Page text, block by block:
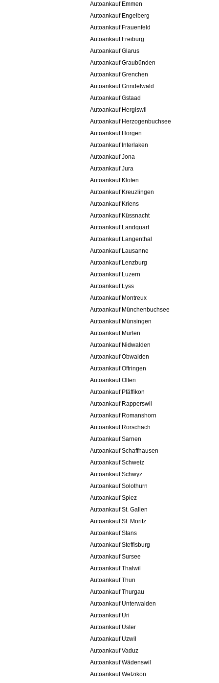
Autoankauf Emmen
Autoankauf Engelberg
Autoankauf Frauenfeld
Autoankauf Freiburg
Autoankauf Glarus
Autoankauf Graubünden
Autoankauf Grenchen
Autoankauf Grindelwald
Autoankauf Gstaad
Autoankauf Hergiswil
Autoankauf Herzogenbuchsee
Autoankauf Horgen
Autoankauf Interlaken
Autoankauf Jona
Autoankauf Jura
Autoankauf Kloten
Autoankauf Kreuzlingen
Autoankauf Kriens
Autoankauf Küssnacht
Autoankauf Landquart
Autoankauf Langenthal
Autoankauf Lausanne
Autoankauf Lenzburg
Autoankauf Luzern
Autoankauf Lyss
Autoankauf Montreux
Autoankauf Münchenbuchsee
Autoankauf Münsingen
Autoankauf Murten
Autoankauf Nidwalden
Autoankauf Obwalden
Autoankauf Oftringen
Autoankauf Olten
Autoankauf Pfäffikon
Autoankauf Rapperswil
Autoankauf Romanshorn
Autoankauf Rorschach
Autoankauf Sarnen
Autoankauf Schaffhausen
Autoankauf Schweiz
Autoankauf Schwyz
Autoankauf Solothurn
Autoankauf Spiez
Autoankauf St. Gallen
Autoankauf St. Moritz
Autoankauf Stans
Autoankauf Steffisburg
Autoankauf Sursee
Autoankauf Thalwil
Autoankauf Thun
Autoankauf Thurgau
Autoankauf Unterwalden
Autoankauf Uri
Autoankauf Uster
Autoankauf Uzwil
Autoankauf Vaduz
Autoankauf Wädenswil
Autoankauf Wetzikon